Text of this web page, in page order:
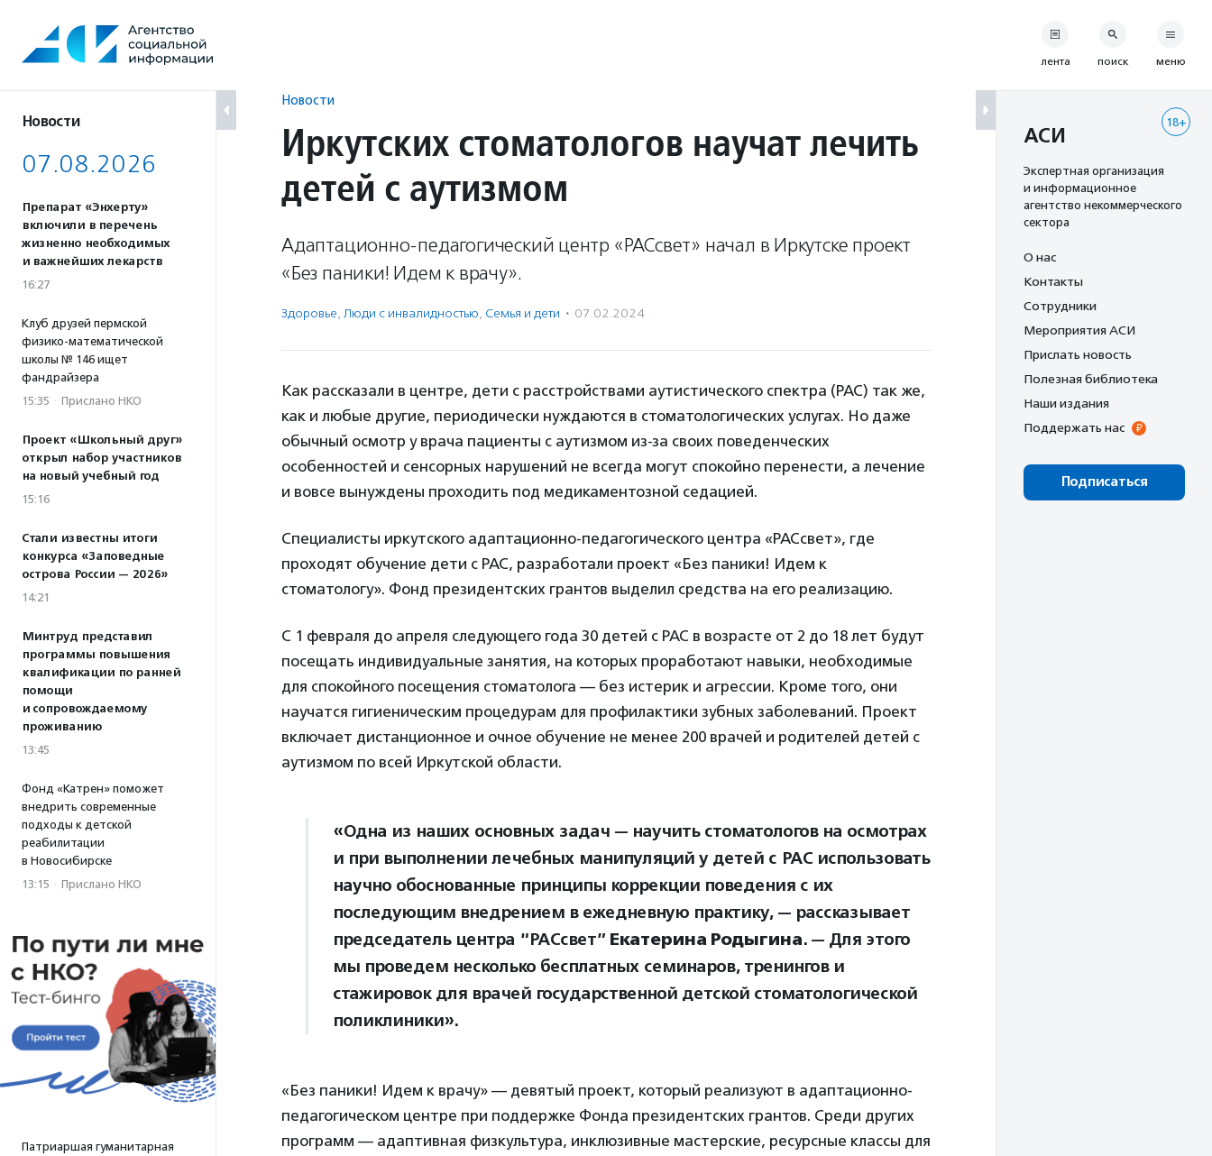
содержанию
Новости
07.08.2026
Препарат «Энхерту»
включили в перечень
жизненно необходимых
и важнейших лекарств
16:27
Клуб друзей пермской
физико-математической
школы № 146 ищет
фандрайзера
15:35 · Прислано НКО
Проект «Школьный друг»
открыл набор участников
на новый учебный год
15:16
Стали известны итоги
конкурса «Заповедные
острова России — 2026»
14:21
Минтруд представил
программы повышения
квалификации по ранней
помощи
и сопровождаемому
проживанию
13:45
Фонд «Катрен» поможет
внедрить современные
подходы к детской
реабилитации
в Новосибирске
13:15 · Прислано НКО
Патриаршая гуманитарная
Новости
Иркутских стоматологов научат лечить
детей с аутизмом
Адаптационно-педагогический центр «РАСсвет» начал в Иркутске проект
«Без паники! Идем к врачу».
Здоровье, Люди с инвалидностью, Семья и дети · 07.02.2024
Как рассказали в центре, дети с расстройствами аутистического спектра (РАС) так же,
как и любые другие, периодически нуждаются в стоматологических услугах. Но даже
обычный осмотр у врача пациенты с аутизмом из-за своих поведенческих
особенностей и сенсорных нарушений не всегда могут спокойно перенести, а лечение
и вовсе вынуждены проходить под медикаментозной седацией.
Специалисты иркутского адаптационно-педагогического центра «РАСсвет», где
проходят обучение дети с РАС, разработали проект «Без паники! Идем к
стоматологу». Фонд президентских грантов выделил средства на его реализацию.
С 1 февраля до апреля следующего года 30 детей с РАС в возрасте от 2 до 18 лет будут
посещать индивидуальные занятия, на которых проработают навыки, необходимые
для спокойного посещения стоматолога — без истерик и агрессии. Кроме того, они
научатся гигиеническим процедурам для профилактики зубных заболеваний. Проект
включает дистанционное и очное обучение не менее 200 врачей и родителей детей с
аутизмом по всей Иркутской области.
«Одна из наших основных задач — научить стоматологов на осмотрах
и при выполнении лечебных манипуляций у детей с РАС использовать
научно обоснованные принципы коррекции поведения с их
последующим внедрением в ежедневную практику, — рассказывает
председатель центра “РАСсвет” Екатерина Родыгина. — Для этого
мы проведем несколько бесплатных семинаров, тренингов и
стажировок для врачей государственной детской стоматологической
поликлиники».
«Без паники! Идем к врачу» — девятый проект, который реализуют в адаптационно-
педагогическом центре при поддержке Фонда президентских грантов. Среди других
программ — адаптивная физкультура, инклюзивные мастерские, ресурсные классы для
лента поиск меню
18+
АСИ
Экспертная организация
и информационное
агентство некоммерческого
сектора
О нас
Контакты
Сотрудники
Мероприятия АСИ
Прислать новость
Полезная библиотека
Наши издания
Поддержать нас
Подписаться